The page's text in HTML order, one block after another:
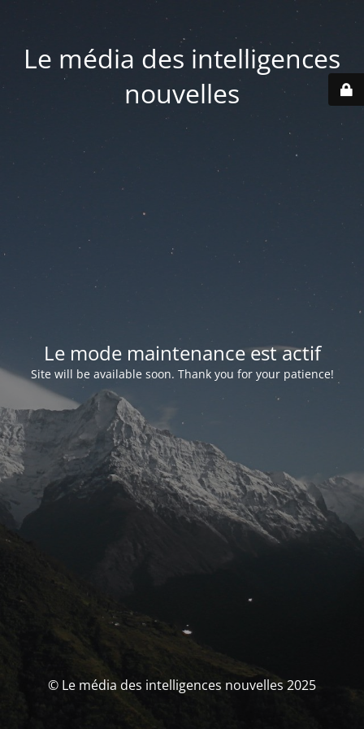
Le média des intelligences
nouvelles
Le mode maintenance est actif
Site will be available soon. Thank you for your patience!
© Le média des intelligences nouvelles 2025